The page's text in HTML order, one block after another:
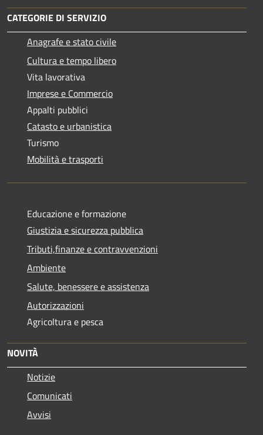
CATEGORIE DI SERVIZIO
Anagrafe e stato civile
Cultura e tempo libero
Vita lavorativa
Imprese e Commercio
Appalti pubblici
Catasto e urbanistica
Turismo
Mobilità e trasporti
Educazione e formazione
Giustizia e sicurezza pubblica
Tributi,finanze e contravvenzioni
Ambiente
Salute, benessere e assistenza
Autorizzazioni
Agricoltura e pesca
NOVITÀ
Notizie
Comunicati
Avvisi